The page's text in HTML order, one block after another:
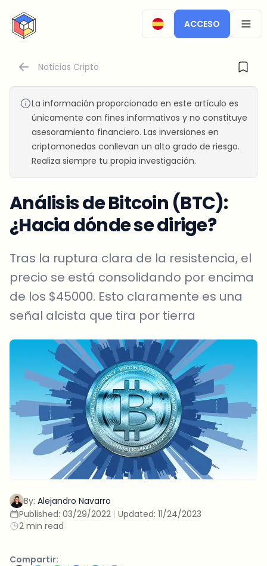
CryptoTicker
ACCESO
Noticias Cripto
La información proporcionada en este artículo es
únicamente con fines informativos y no constituye
asesoramiento financiero. Las inversiones en
criptomonedas conllevan un alto grado de riesgo.
Realiza siempre tu propia investigación.
Análisis de Bitcoin (BTC):
¿Hacia dónde se dirige?
Tras la ruptura clara de la resistencia, el
precio se está consolidando por encima
de los $45000. Esto claramente es una
señal alcista que tira por tierra
By: Alejandro Navarro
Published: 03/29/2022 | Updated: 11/24/2023
2 min read
Compartir: